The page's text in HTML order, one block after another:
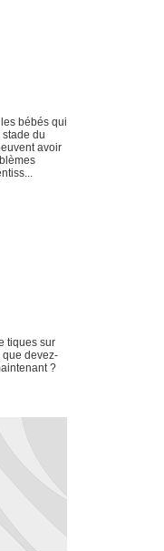
bébés qui
du
avoir
tiques sur
que devez-
?